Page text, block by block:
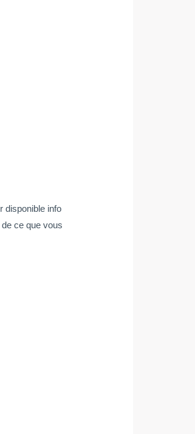
disponible info
ce que vous